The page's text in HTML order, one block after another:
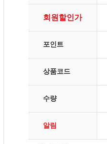
회원할인가
포인트
상품코드
수량
알림